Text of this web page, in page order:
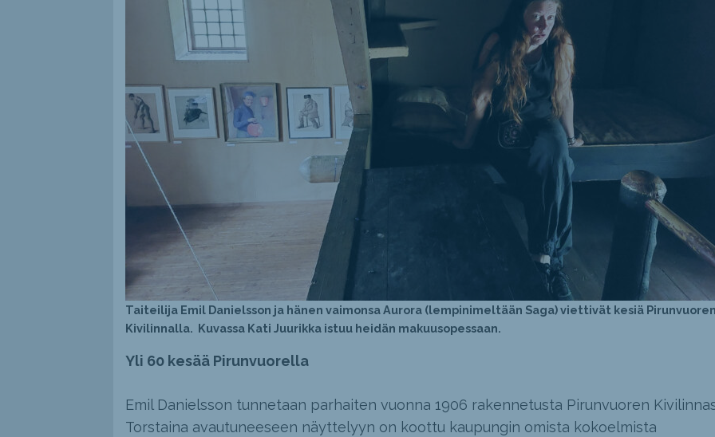
Taiteilija Emil Danielsson ja hänen vaimonsa Aurora (lempinimeltään Saga) viettivät kesiä
Kivilinnalla. Kuvassa Kati Juurikka istuu heidän makuusopessaan.
Yli 60 kesää Pirunvuorella
Emil Danielsson tunnetaan parhaiten vuonna 1906 rakennetusta Pirunvuoren
Torstaina avautuneeseen näyttelyyn on koottu kaupungin omista kokoelmista